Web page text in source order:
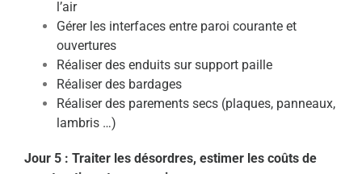
l’air
Gérer les interfaces entre paroi courante et
ouvertures
Réaliser des enduits sur support paille
Réaliser des bardages
Réaliser des parements secs (plaques, panneaux,
lambris …)
Jour 5 : Traiter les désordres, estimer les coûts de